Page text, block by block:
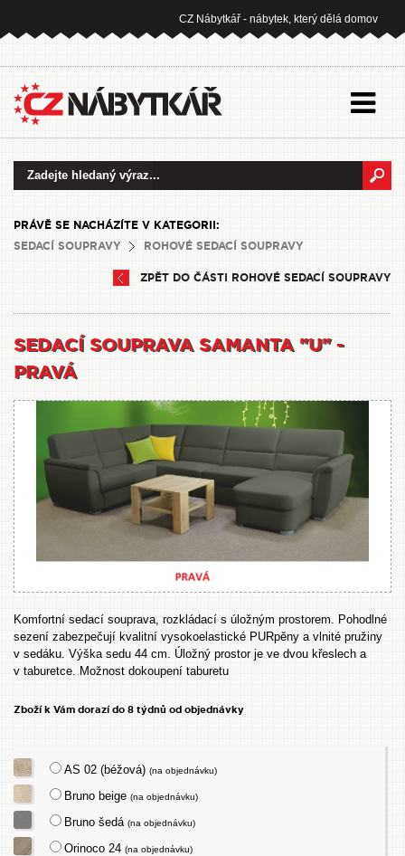
CZ Nábytkář - nábytek, který dělá domov
PRÁVĚ SE NACHÁZÍTE V KATEGORII:
SEDACÍ SOUPRAVY
ROHOVÉ SEDACÍ SOUPRAVY
ZPĚT DO ČÁSTI ROHOVÉ SEDACÍ SOUPRAVY
SEDACÍ SOUPRAVA SAMANTA "U" -
PRAVÁ
Komfortní sedací souprava, rozkládací s úložným prostorem. Pohodlné
sezení zabezpečují kvalitní vysokoelastické PURpěny a vlnité pružiny
v sedáku. Výška sedu 44 cm. Úložný prostor je ve dvou křeslech a
v taburetce. Možnost dokoupení taburetu
Zboží k Vám dorazí do 8 týdnů od objednávky
AS 02 (béžová)(na objednávku)
Bruno beige(na objednávku)
Bruno šedá(na objednávku)
Orinoco 24(na objednávku)